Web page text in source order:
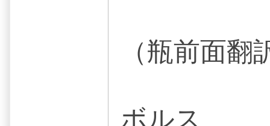
（瓶前面翻
ボルス